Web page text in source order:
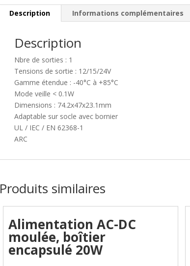
Description Informations complémentaires
Description
Nbre de sorties : 1
Tensions de sortie : 12/15/24V
Gamme étendue : -40°C à +85°C
Mode veille < 0.1W
Dimensions : 74.2x47x23.1mm
Adaptable sur socle avec bornier
UL / IEC / EN 62368-1
ARC
Produits similaires
Alimentation AC-DC
moulée, boîtier
encapsulé 20W